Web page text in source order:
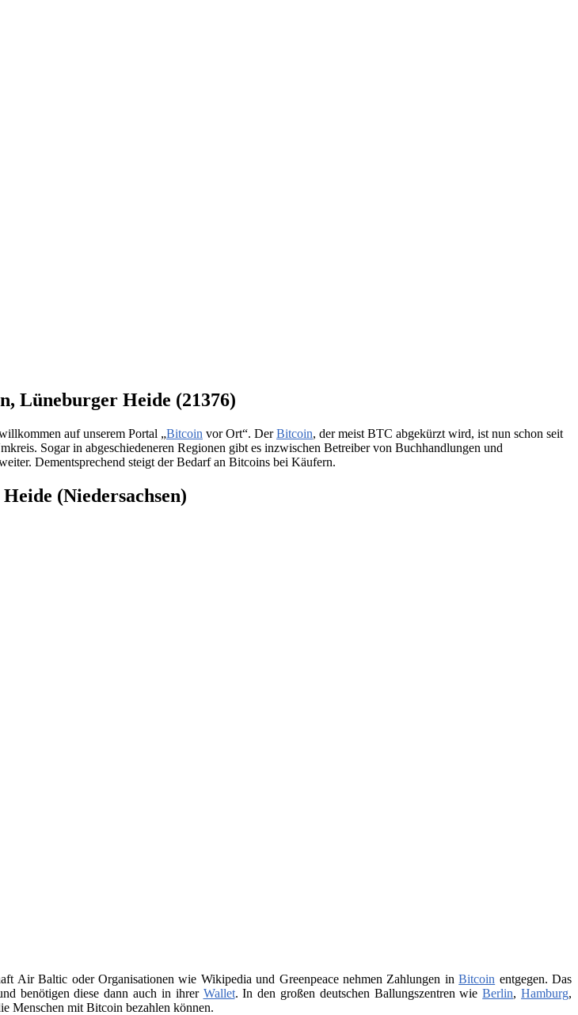
Lüneburger Heide (21376)
auf unserem Portal „Bitcoin vor Ort“. DerBitcoin, der meist BTC abgekürzt wird, ist nun schon seit
Sogar in abgeschiedeneren Regionen gibt es inzwischen Betreiber von Buchhandlungen und
Dementsprechend steigt der Bedarf an Bitcoins bei Käufern.
(Niedersachsen)
Air Baltic oder Organisationen wie Wikipedia und Greenpeace nehmen Zahlungen inBitcoin entgegen. Das
benötigen diese dann auch in ihrer Wallet. In den großen deutschen Ballungszentren wieBerlin,Hamburg,
Menschen mit Bitcoin bezahlen können.